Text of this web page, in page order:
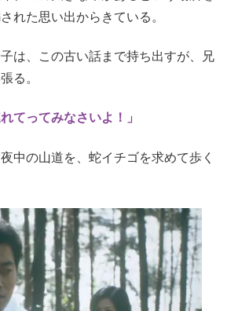
れた思い出からきている。
は、この古い話まで持ち出すが、兄
る。
てってみなさいよ！」
中の山道を、蛇イチゴを求めて歩く